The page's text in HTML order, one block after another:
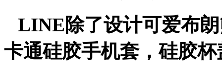
LINE除了设计可爱布
卡通硅胶手机套，硅胶